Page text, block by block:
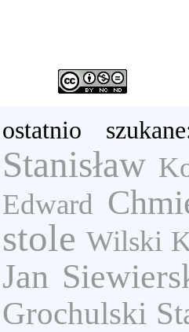
ostatnio
Stanisław
Edward
stole Wilski
Jan
Grochulski